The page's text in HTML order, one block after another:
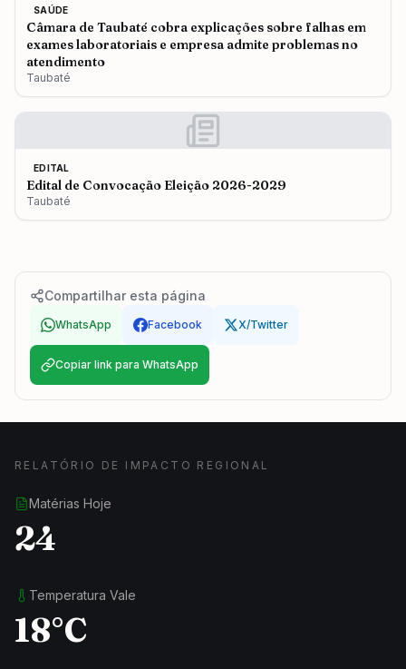
SAÚDE
Câmara de Taubaté cobra explicações sobre falhas em
exames laboratoriais e empresa admite problemas no
atendimento
Taubaté
EDITAL
Edital de Convocação Eleição 2026-2029
Taubaté
Compartilhar esta página
WhatsApp Facebook X/Twitter
Copiar link para WhatsApp
RELATÓRIO DE IMPACTO REGIONAL
Matérias Hoje
24
Temperatura Vale
18°C